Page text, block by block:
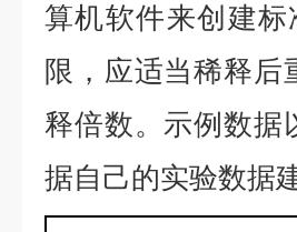
算机软件来创建
限，应适当稀释后
释倍数。示例数据
据自己的实验数据